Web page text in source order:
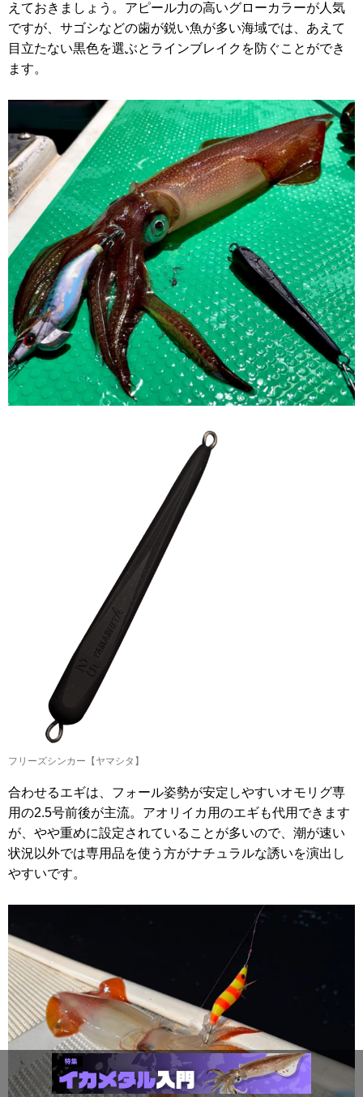
えておきましょう。アピール力の高いグローカラーが人気
ですが、サゴシなどの歯が鋭い魚が多い海域では、あえて
目立たない黒色を選ぶとラインブレイクを防ぐことができ
ます。
フリーズシンカー【ヤマシタ】
合わせるエギは、フォール姿勢が安定しやすいオモリグ専
用の2.5号前後が主流。アオリイカ用のエギも代用できます
が、やや重めに設定されていることが多いので、潮が速い
状況以外では専用品を使う方がナチュラルな誘いを演出し
やすいです。